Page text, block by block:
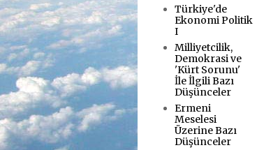
Türkiye'de
Ekonomi Politik
I
Milliyetcilik,
Demokrasi ve
'Kürt Sorunu'
İle İlgili Bazı
Düşünceler
Ermeni
Meselesi
Üzerine Bazı
Düşünceler